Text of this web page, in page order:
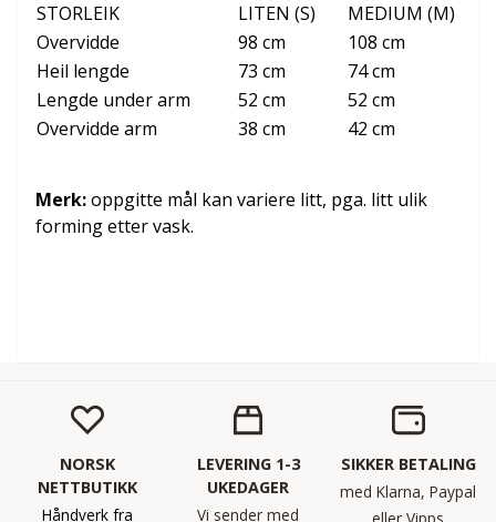
STORLEIK LITEN (S) MEDIUM (M)
Overvidde
98 cm 108 cm
Heil lengde
73 cm 74 cm
Lengde under arm
52 cm 52 cm
Overvidde arm
38 cm 42 cm
Merk:oppgitte mål kan variere litt, pga. litt ulik
forming etter vask.
NORSK
NETTBUTIKK
Håndverk fra
LEVERING 1-3
UKEDAGER
Vi sender med
SIKKER BETALING
med Klarna, Paypal